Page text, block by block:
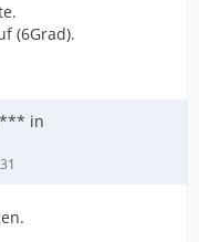
(6Grad).
in